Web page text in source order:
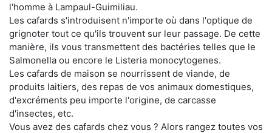
l'homme à Lampaul-Guimiliau.
Les cafards s'introduisent n'importe où dans l'optique de
grignoter tout ce qu'ils trouvent sur leur passage. De cette
manière, ils vous transmettent des bactéries telles que le
Salmonella ou encore le Listeria monocytogenes.
Les cafards de maison se nourrissent de viande, de
produits laitiers, des repas de vos animaux domestiques,
d'excréments peu importe l'origine, de carcasse
d'insectes, etc.
Vous avez des cafards chez vous ? Alors rangez toutes vos